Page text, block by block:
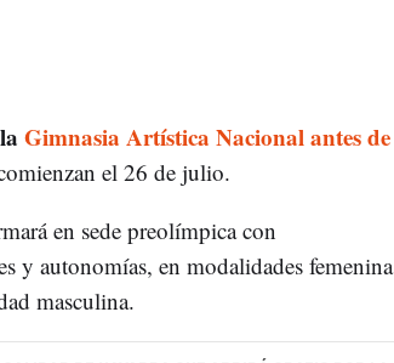
Gimnasia Artística Nacional antes de
el 26 de julio.
en sede preolímpica con
y autonomías, en modalidades femenina
masculina.